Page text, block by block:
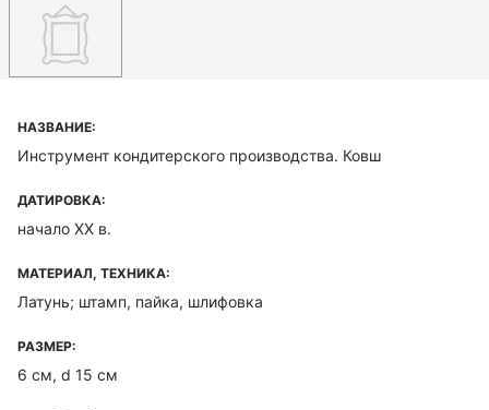
НАЗВАНИЕ:
Инструмент кондитерского производства. Ковш
ДАТИРОВКА:
начало ХХ в.
МАТЕРИАЛ, ТЕХНИКА:
Латунь; штамп, пайка, шлифовка
РАЗМЕР:
6 см, d 15 см